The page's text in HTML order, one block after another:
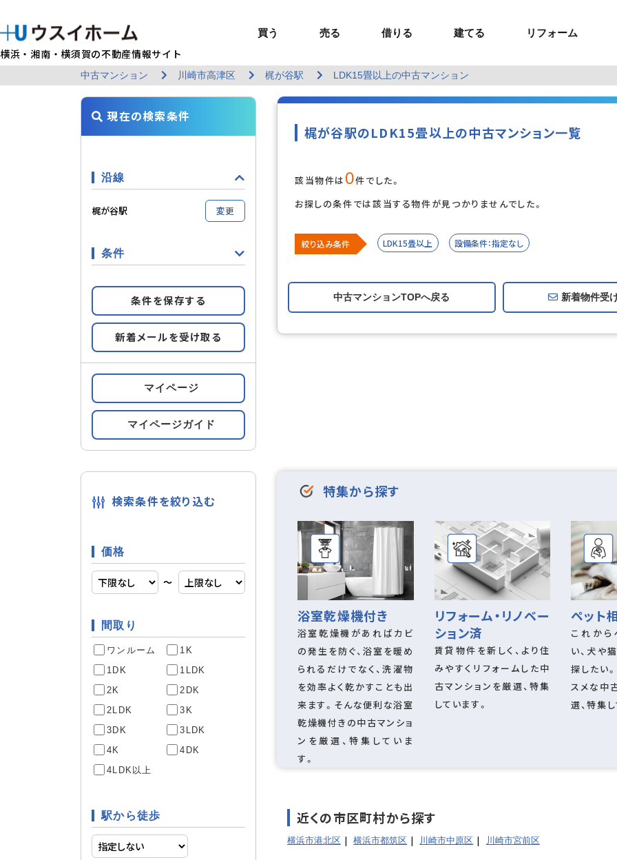
横浜・湘南・横須賀の不動産情報サイト
買う
BUY
買う 戸建て（総合）
新築戸建て
土地
投資物件
ラグジュアリー物件
売る
SELL
売る 売るTOP
建物状況調査
レントホーム
借りる
RENT
借りる 賃貸住宅TOP
エリアから探す
事業用TOP
エリアから探す
路線から探す
建てる
U-CASA
建てる 建てるTOP
U-nifty（定額制注文住宅）
Kit-U（高性能企画住宅）
ウスイホームの家づくり
施工事例
お問い合わせ
リフォーム
REFORM
リフォーム リフォームTOP
ウスイのリフォームの魅力
ショールーム
リフォームの流れ
MANAGEMENT
貸す 貸すTOP
お悩み解決
セミナー・講座
オーナー様へ
COMPANY INFO
企業情報 企業情報TOP
店舗情報
中古マンション 川崎市高津区 梶が谷駅 LDK15畳以上の中古マンション
現在の検索条件
沿線
梶が谷駅 変更
条件
条件を保存する
新着メールを受け取る
マイページ
マイページガイド
梶が谷駅のLDK15畳以上の中古マンション一覧
該当物件は 0件でした。
お探しの条件では該当する物件が見つかりませんでした。
絞り込み条件 LDK15畳以上 設備条件：指定なし
中古マンションTOPへ戻る 新着物件受
検索条件を絞り込む
価格
〜
間取り
ワンルーム
1K
1DK
1LDK
2K
2DK
2LDK
3K
3DK
3LDK
4K
4DK
4LDK以上
駅から徒歩
すべての条件をみる 条件の追加・変更
設備
BS
建物構造 デザイナーズ 外観タイル張り
部屋構造 角部屋 LDK15畳以上
特集から探す
浴室乾燥機付き
浴室乾燥機があればカビ
の発生を防ぐ、浴室を暖め
られるだけでなく、洗濯物
を効率よく乾かすことも出
来ます。そんな便利な浴室
乾燥機付きの中古マンショ
ンを厳選、特集していま
す。
リフォーム・リノベー
ション済
賃貸物件を新しく、より住
みやすくリフォームした中
古マンションを厳選、特集
しています。
ペット
これから
い、犬や
探したい
スメな中
選、特集し
近くの市区町村から探す
横浜市港北区 横浜市都筑区 川崎市中原区 川崎市宮前区